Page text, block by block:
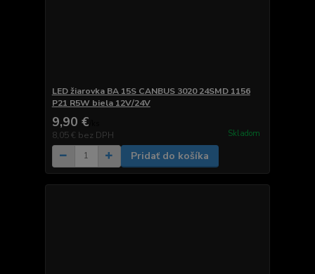
LED žiarovka BA 15S CANBUS 3020 24SMD 1156
P21 R5W biela 12V/24V
9,90 €
8,05 € bez DPH Skladom
Pridať do košíka